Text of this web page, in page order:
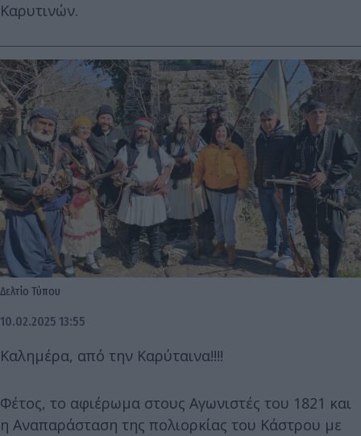
Καρυτινών.
Δελτίο Τύπου
10.02.2025 13:55
Καλημέρα, από την Καρύταινα!!!!
Φέτος, το αφιέρωμα στους Αγωνιστές του 1821 και
η Αναπαράσταση της πολιορκίας του Κάστρου με